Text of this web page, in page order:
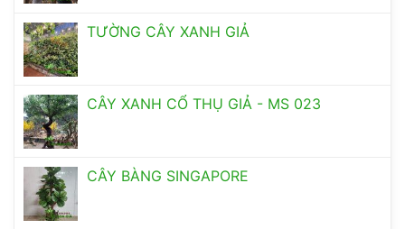
TƯỜNG CÂY XANH GIẢ
CÂY XANH CỔ THỤ GIẢ - MS 023
CÂY BÀNG SINGAPORE